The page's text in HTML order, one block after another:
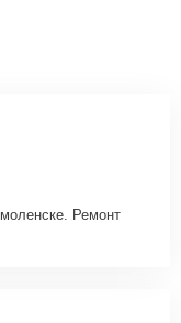
Ремонт